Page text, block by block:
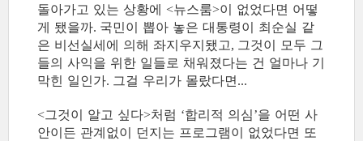
돌아가고 있는 상황에 <뉴스룸>이 없었다면 어떻
게 됐을까. 국민이 뽑아 놓은 대통령이 최순실 같
은 비선실세에 의해 좌지우지됐고, 그것이 모두 그
들의 사익을 위한 일들로 채워졌다는 건 얼마나 기
막힌 일인가. 그걸 우리가 몰랐다면...
<그것이 알고 싶다>처럼 ‘합리적 의심’을 어떤 사
안이든 관계없이 던지는 프로그램이 없었다면 또